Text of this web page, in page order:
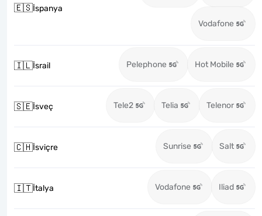
🇪🇸İspanya
Vodafone
🇮🇱İsrail Pelephone Hot Mobile
🇸🇪İsveç Tele2 Telia Telenor
🇨🇭İsviçre Sunrise Salt
🇮🇹İtalya Vodafone Iliad